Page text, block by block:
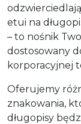
etui na
– to nośnik
dostosowany
korporacyjnej
Oferujemy
znakowania,
długopisy